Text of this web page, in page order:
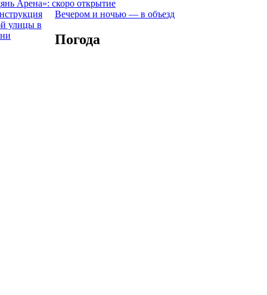
Арена»: скоро открытие
Вечером и ночью — в объезд
Погода